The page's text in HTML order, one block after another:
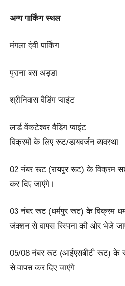
अन्य पार्किंग स्थल
मंगला देवी पार्किंग
पुराना बस अड्डा
श्रीनिवास वैडिंग प्वाइंट
लार्ड वेंकटेश्वर वैडिंग प्वाइंट
विक्रमों के लिए रूट/डायवर्जन व्यवस्था
02 नंबर रूट (रायपुर रूट) के विक्रम
कर दिए जाएंगे।
03 नंबर रूट (धर्मपुर रूट) के विक्रम
जंक्शन से वापस रिस्पना की ओर भेजे
05/08 नंबर रूट (आईएसबीटी रूट) के
से वापस कर दिए जाएंगे।